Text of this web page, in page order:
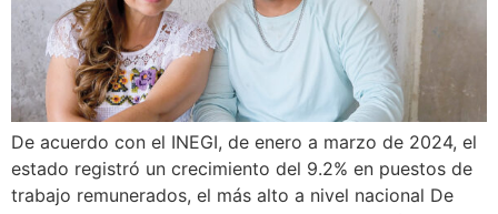
De acuerdo con el INEGI, de enero a marzo de 2024, el
estado registró un crecimiento del 9.2% en puestos de
trabajo remunerados, el más alto a nivel nacional De